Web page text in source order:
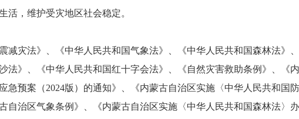
活，维护受灾地区社会稳定。
灾法》、《中华人民共和国气象法》、《中华人民共和国森林法》、
法》、《中华人民共和国红十字会法》、《自然灾害救助条例》、《
急预案（2024版）的通知》、《内蒙古自治区实施〈中华人民共和国
自治区气象条例》、《内蒙古自治区实施〈中华人民共和国森林法〉办